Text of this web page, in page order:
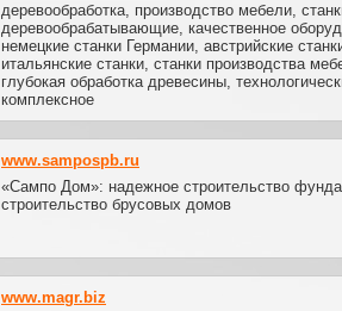
деревообработка, производство мебели,
деревообрабатывающие, качественное
немецкие станки Германии, австрийские
итальянские станки, станки производства
глубокая обработка древесины,
комплексное
www.sampospb.ru
«Сампо Дом»: надежное строительство
строительство брусовых домов
www.magr.biz